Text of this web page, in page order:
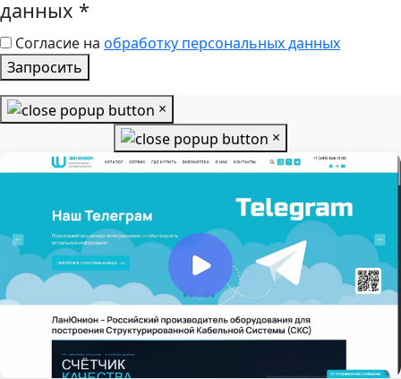
данных *
Согласие на обработку персональных данных
Запросить
×
×